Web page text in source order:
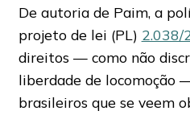
De autoria de Paim, a
projeto de lei (PL) 2.038/
direitos — como não
liberdade de locomoção
brasileiros que se veem